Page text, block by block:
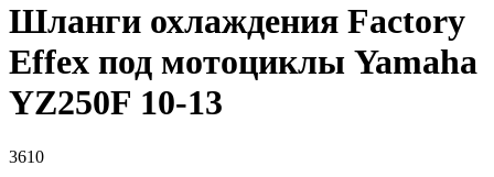
Шланги охлаждения Factory
Effex под мотоциклы Yamaha
YZ250F 10-13
3610